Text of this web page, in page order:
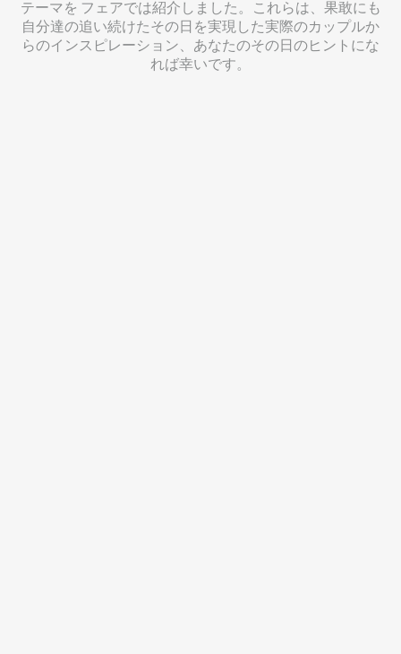
テーマを フェアでは紹介しました。これらは、果敢にも
自分達の追い続けたその日を実現した実際のカップルか
らのインスピレーション、あなたのその日のヒントにな
れば幸いです。